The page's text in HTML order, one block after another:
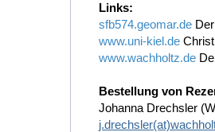
Links:
sfb574.geomar.de
www.uni-kiel.de
www.wachholtz.de
Bestellung von
Johanna Drechsler